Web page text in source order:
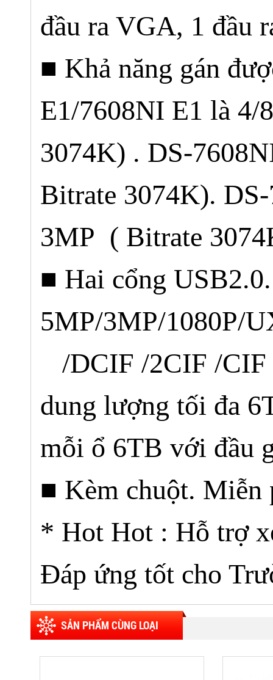
đầu ra VGA, 1
■ Khả năng gán
E1/7608NI E1 là 4/
3074K) . DS-
Bitrate 3074K).
3MP ( Bitrate
■ Hai cổng
5MP/3MP/1080P/
/DCIF /2CIF /CIF
dung lượng tối đa
mỗi ổ 6TB với đầu
■ Kèm chuột.
* Hot Hot : Hỗ trợ
Đáp ứng tốt cho
SẢN PHẨM CÙNG LOẠI